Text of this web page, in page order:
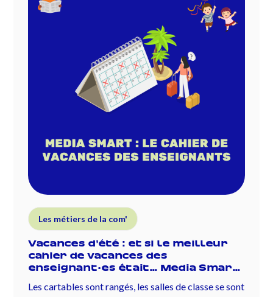
Les métiers de la com'
Vacances d'été : et si le meilleur
cahier de vacances des
enseignant·es était… Media Smart
Les cartables sont rangés, les salles de classe se sont